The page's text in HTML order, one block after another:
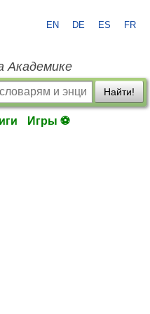
EN DE ES FR
Академике
Найти!
Игры ⚽